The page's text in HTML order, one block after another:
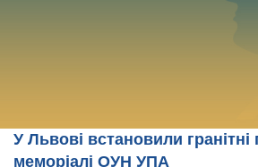
У Львові встановили
меморіалі ОУН УПА